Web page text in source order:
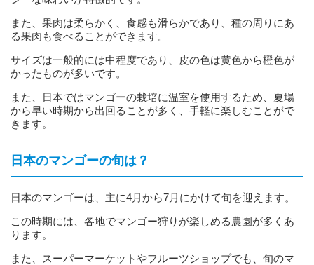
また、果肉は柔らかく、食感も滑らかであり、種の周りにあ
る果肉も食べることができます。
サイズは一般的には中程度であり、皮の色は黄色から橙色が
かったものが多いです。
また、日本ではマンゴーの栽培に温室を使用するため、夏場
から早い時期から出回ることが多く、手軽に楽しむことがで
きます。
日本のマンゴーの旬は？
日本のマンゴーは、主に4月から7月にかけて旬を迎えます。
この時期には、各地でマンゴー狩りが楽しめる農園が多くあ
ります。
また、スーパーマーケットやフルーツショップでも、旬のマ